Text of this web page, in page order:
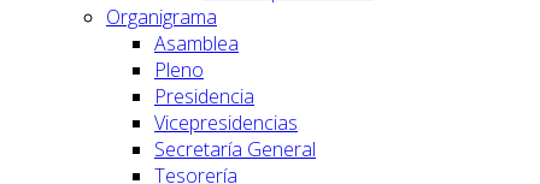
Organigrama
Asamblea
Pleno
Presidencia
Vicepresidencias
Secretaría General
Tesorería